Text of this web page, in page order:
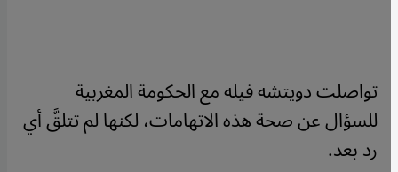
تواصلت دويتشه فيله مع الحكومة المغربية
للسؤال عن صحة هذه الاتهامات، لكنها لم تتلقَّ أي
رد بعد.